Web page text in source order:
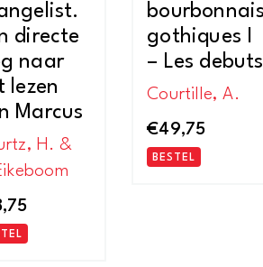
directe
naar
lezen
Marcus
H. &
bourbonnais
gothiques I
– Les debuts
Courtille, A.
€49,75
BESTEL